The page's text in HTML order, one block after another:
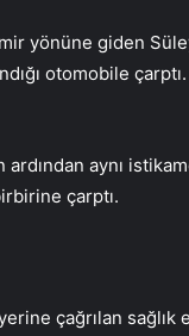
yönüne giden
otomobile
ardından aynı
çarptı.
çağrılan